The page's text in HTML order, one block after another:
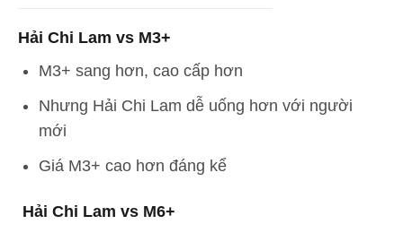
Hải Chi Lam vs M3+
M3+ sang hơn, cao cấp hơn
Nhưng Hải Chi Lam dễ uống hơn với người
mới
Giá M3+ cao hơn đáng kể
Hải Chi Lam vs M6+